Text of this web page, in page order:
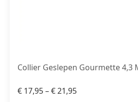
Collier Geslepen Gourmette 4,3
€ 17,95–€21,95